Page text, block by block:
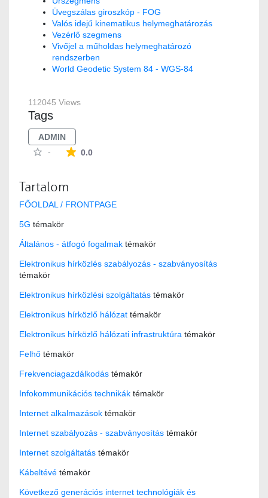
Üvegszálas giroszkóp - FOG
Valós idejű kinematikus helymeghatározás
Vezérlő szegmens
Vivőjel a műholdas helymeghatározó
rendszerben
World Geodetic System 84 - WGS-84
112045 Views
Tags
ADMIN
-
0.0The average rating is 0 stars out of 5.
Tartalom
FŐOLDAL / FRONTPAGE
5G témakör
Általános - átfogó fogalmak témakör
Elektronikus hírközlés szabályozás - szabványosítás
témakör
Elektronikus hírközlési szolgáltatás témakör
Elektronikus hírközlő hálózat témakör
Elektronikus hírközlő hálózati infrastruktúra témakör
Felhő témakör
Frekvenciagazdálkodás témakör
Infokommunikációs technikák témakör
Internet alkalmazások témakör
Internet szabályozás - szabványosítás témakör
Internet szolgáltatás témakör
Kábeltévé témakör
Következő generációs internet technológiák és